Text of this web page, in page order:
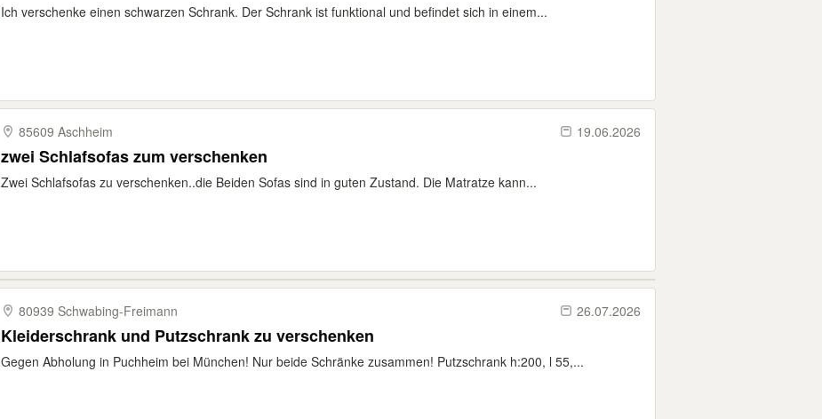
Ich verschenke einen schwarzen Schrank. Der Schrank ist funktional und befindet sich in einem...
85609 Aschheim 19.06.2026
zwei Schlafsofas zum verschenken
Zwei Schlafsofas zu verschenken..die Beiden Sofas sind in guten Zustand. Die Matratze kann...
80939 Schwabing-​Freimann 26.07.2026
Kleiderschrank und Putzschrank zu verschenken
Gegen Abholung in Puchheim bei München! Nur beide Schränke zusammen! Putzschrank h:200, l 55,...